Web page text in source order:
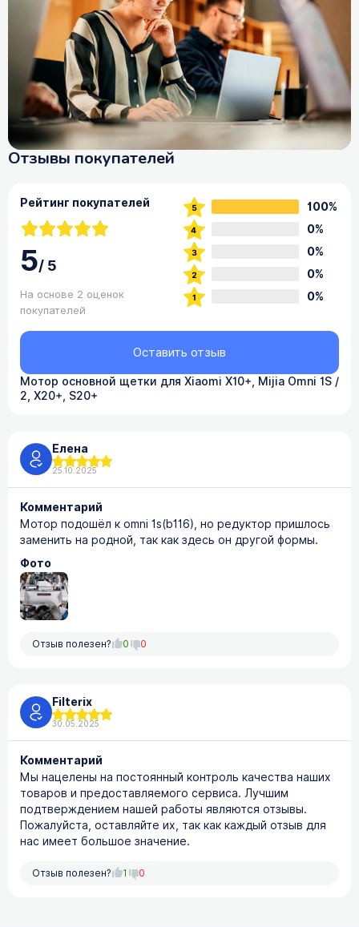
Отзывы покупателей
Рейтинг покупателей
5/5
На основе 2 оценок
покупателей
100%
0%
0%
0%
0%
Мотор основной щетки для Xiaomi X10+, Mijia Omni 1S /
2, X20+, S20+
Оставить отзыв
Елена
25.10.2025
Комментарий
Мотор подошёл к omni 1s(b116), но редуктор пришлось
заменить на родной, так как здесь он другой формы.
Фото
Отзыв полезен? 0 0
Filterix
30.05.2025
Комментарий
Мы нацелены на постоянный контроль качества наших
товаров и предоставляемого сервиса. Лучшим
подтверждением нашей работы являются отзывы.
Пожалуйста, оставляйте их, так как каждый отзыв для
нас имеет большое значение.
Отзыв полезен? 1 0